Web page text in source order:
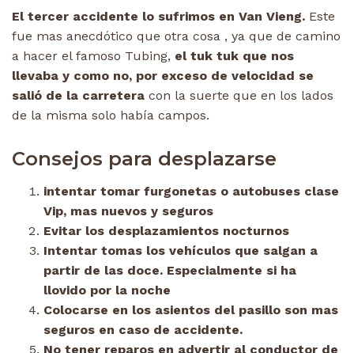
El tercer accidente lo sufrimos en Van Vieng. Este
fue mas anecdótico que otra cosa , ya que de camino
a hacer el famoso Tubing, el tuk tuk que nos
llevaba y como no, por exceso de velocidad se
salió de la carretera con la suerte que en los lados
de la misma solo había campos.
Consejos para desplazarse
intentar tomar furgonetas o autobuses clase
Vip, mas nuevos y seguros
Evitar los desplazamientos nocturnos
Intentar tomas los vehículos que salgan a
partir de las doce. Especialmente si ha
llovido por la noche
Colocarse en los asientos del pasillo son mas
seguros en caso de accidente.
No tener reparos en advertir al conductor de